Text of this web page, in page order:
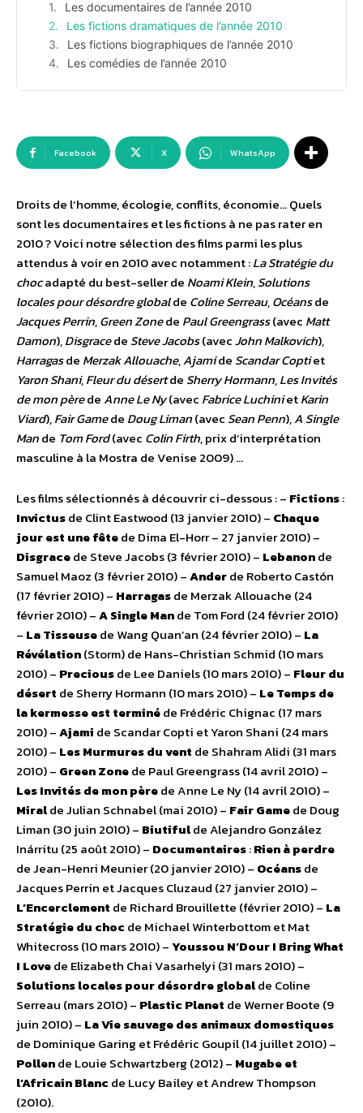
Les documentaires de l’année 2010
Les fictions dramatiques de l’année 2010
Les fictions biographiques de l’année 2010
Les comédies de l’année 2010
Facebook X WhatsApp
Droits de l’homme, écologie, conflits, économie… Quels
sont les documentaires et les fictions à ne pas rater en
2010 ? Voici notre sélection des films parmi les plus
attendus à voir en 2010 avec notamment :La Stratégie du
chocadapté du best-seller de Noami Klein,Solutions
locales pour désordre globalde Coline Serreau,Océansde
Jacques Perrin,Green Zonede Paul Greengrass(avec Matt
Damon),Disgracede Steve Jacobs(avecJohn Malkovich),
Harragasde Merzak Allouache,Ajamide Scandar Coptiet
Yaron Shani,Fleur du désertde Sherry Hormann,Les Invités
de mon pèrede Anne Le Ny(avec Fabrice LuchinietKarin
Viard),Fair Gamede Doug Liman(avec Sean Penn),A Single
Mande Tom Ford(avec Colin Firth, prix d’interprétation
masculine à la Mostra de Venise 2009) …
Les films sélectionnés à découvrir ci-dessous : – Fictions:
Invictusde Clint Eastwood (13 janvier 2010) – Chaque
jour est une fêtede Dima El-Horr – 27 janvier 2010) –
Disgracede Steve Jacobs (3 février 2010) – Lebanonde
Samuel Maoz (3 février 2010) –Anderde Roberto Castón
(17 février 2010) – Harragasde Merzak Allouache (24
février 2010) –A Single Mande Tom Ford (24 février 2010)
– La Tisseusede Wang Quan’an (24 février 2010) – La
Révélation(Storm) de Hans-Christian Schmid (10 mars
2010) – Preciousde Lee Daniels (10 mars 2010) – Fleur du
désert de Sherry Hormann (10 mars 2010) – Le Temps de
la kermesse est terminéde Frédéric Chignac (17 mars
2010) –Ajami de Scandar Copti et Yaron Shani (24 mars
2010) – Les Murmures du vent de Shahram Alidi (31 mars
2010) – Green Zonede Paul Greengrass (14 avril 2010) –
Les Invités de mon pèrede Anne Le Ny (14 avril 2010) –
Miralde Julian Schnabel (mai 2010) – Fair Gamede Doug
Liman (30 juin 2010) – Biutifulde Alejandro González
Inárritu (25 août 2010) – Documentaires:Rien à perdre
de Jean-Henri Meunier (20 janvier 2010) – Océansde
Jacques Perrin et Jacques Cluzaud (27 janvier 2010) –
L’Encerclement de Richard Brouillette (février 2010) – La
Stratégie du choc de Michael Winterbottom et Mat
Whitecross (10 mars 2010) –Youssou N’Dour I Bring What
I Lovede Elizabeth Chai Vasarhelyi (31 mars 2010) –
Solutions locales pour désordre globalde Coline
Serreau (mars 2010) – Plastic Planet de Werner Boote (9
juin 2010) – La Vie sauvage des animaux domestiques
de Dominique Garing et Frédéric Goupil (14 juillet 2010) –
Pollende Louie Schwartzberg (2012) – Mugabe et
l’Africain Blanc de Lucy Bailey et Andrew Thompson
(2010).